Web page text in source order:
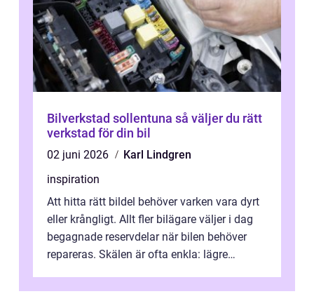
Bilverkstad sollentuna så väljer du rätt
verkstad för din bil
02 juni 2026
Karl Lindgren
inspiration
Att hitta rätt bildel behöver varken vara dyrt
eller krångligt. Allt fler bilägare väljer i dag
begagnade reservdelar när bilen behöver
repareras. Skälen är ofta enkla: lägre